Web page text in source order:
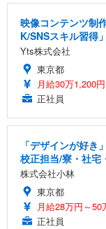
映像コンテンツ制
K/SNSスキル習得
Yts株式会社
東京都
月給30万1,200
正社員
「デザインが好き
校正担当/寮・社宅
株式会社小林
東京都
月給28万円～50
正社員